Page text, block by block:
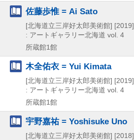
佐藤歩惟 = Ai Sato
[北海道立三岸好太郎美術館] [2019]
: アートギャラリー北海道 vol. 4
所蔵館1館
木全佑衣 = Yui Kimata
[北海道立三岸好太郎美術館] [2019]
: アートギャラリー北海道 vol. 4
所蔵館1館
宇野嘉祐 = Yoshisuke Uno
[北海道立三岸好太郎美術館] [2018]